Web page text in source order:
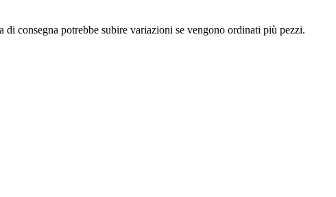
consegna potrebbe subire variazioni se vengono ordinati più pezzi.